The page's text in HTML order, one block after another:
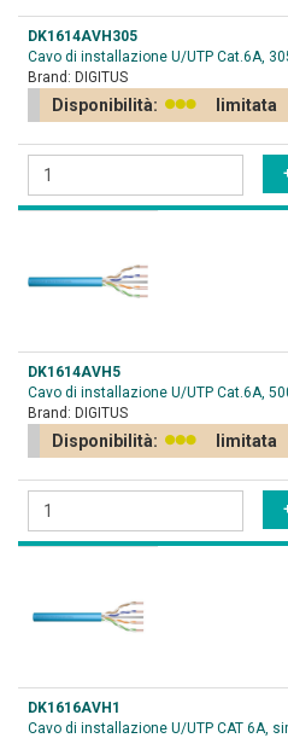
DK1614AVH305
Cavo di installazione U/UTP Cat.6A,
Brand: DIGITUS
Disponibilità: limitata
DK1614AVH5
Cavo di installazione U/UTP Cat.6A,
Brand: DIGITUS
Disponibilità: limitata
DK1616AVH1
Cavo di installazione U/UTP CAT 6A,